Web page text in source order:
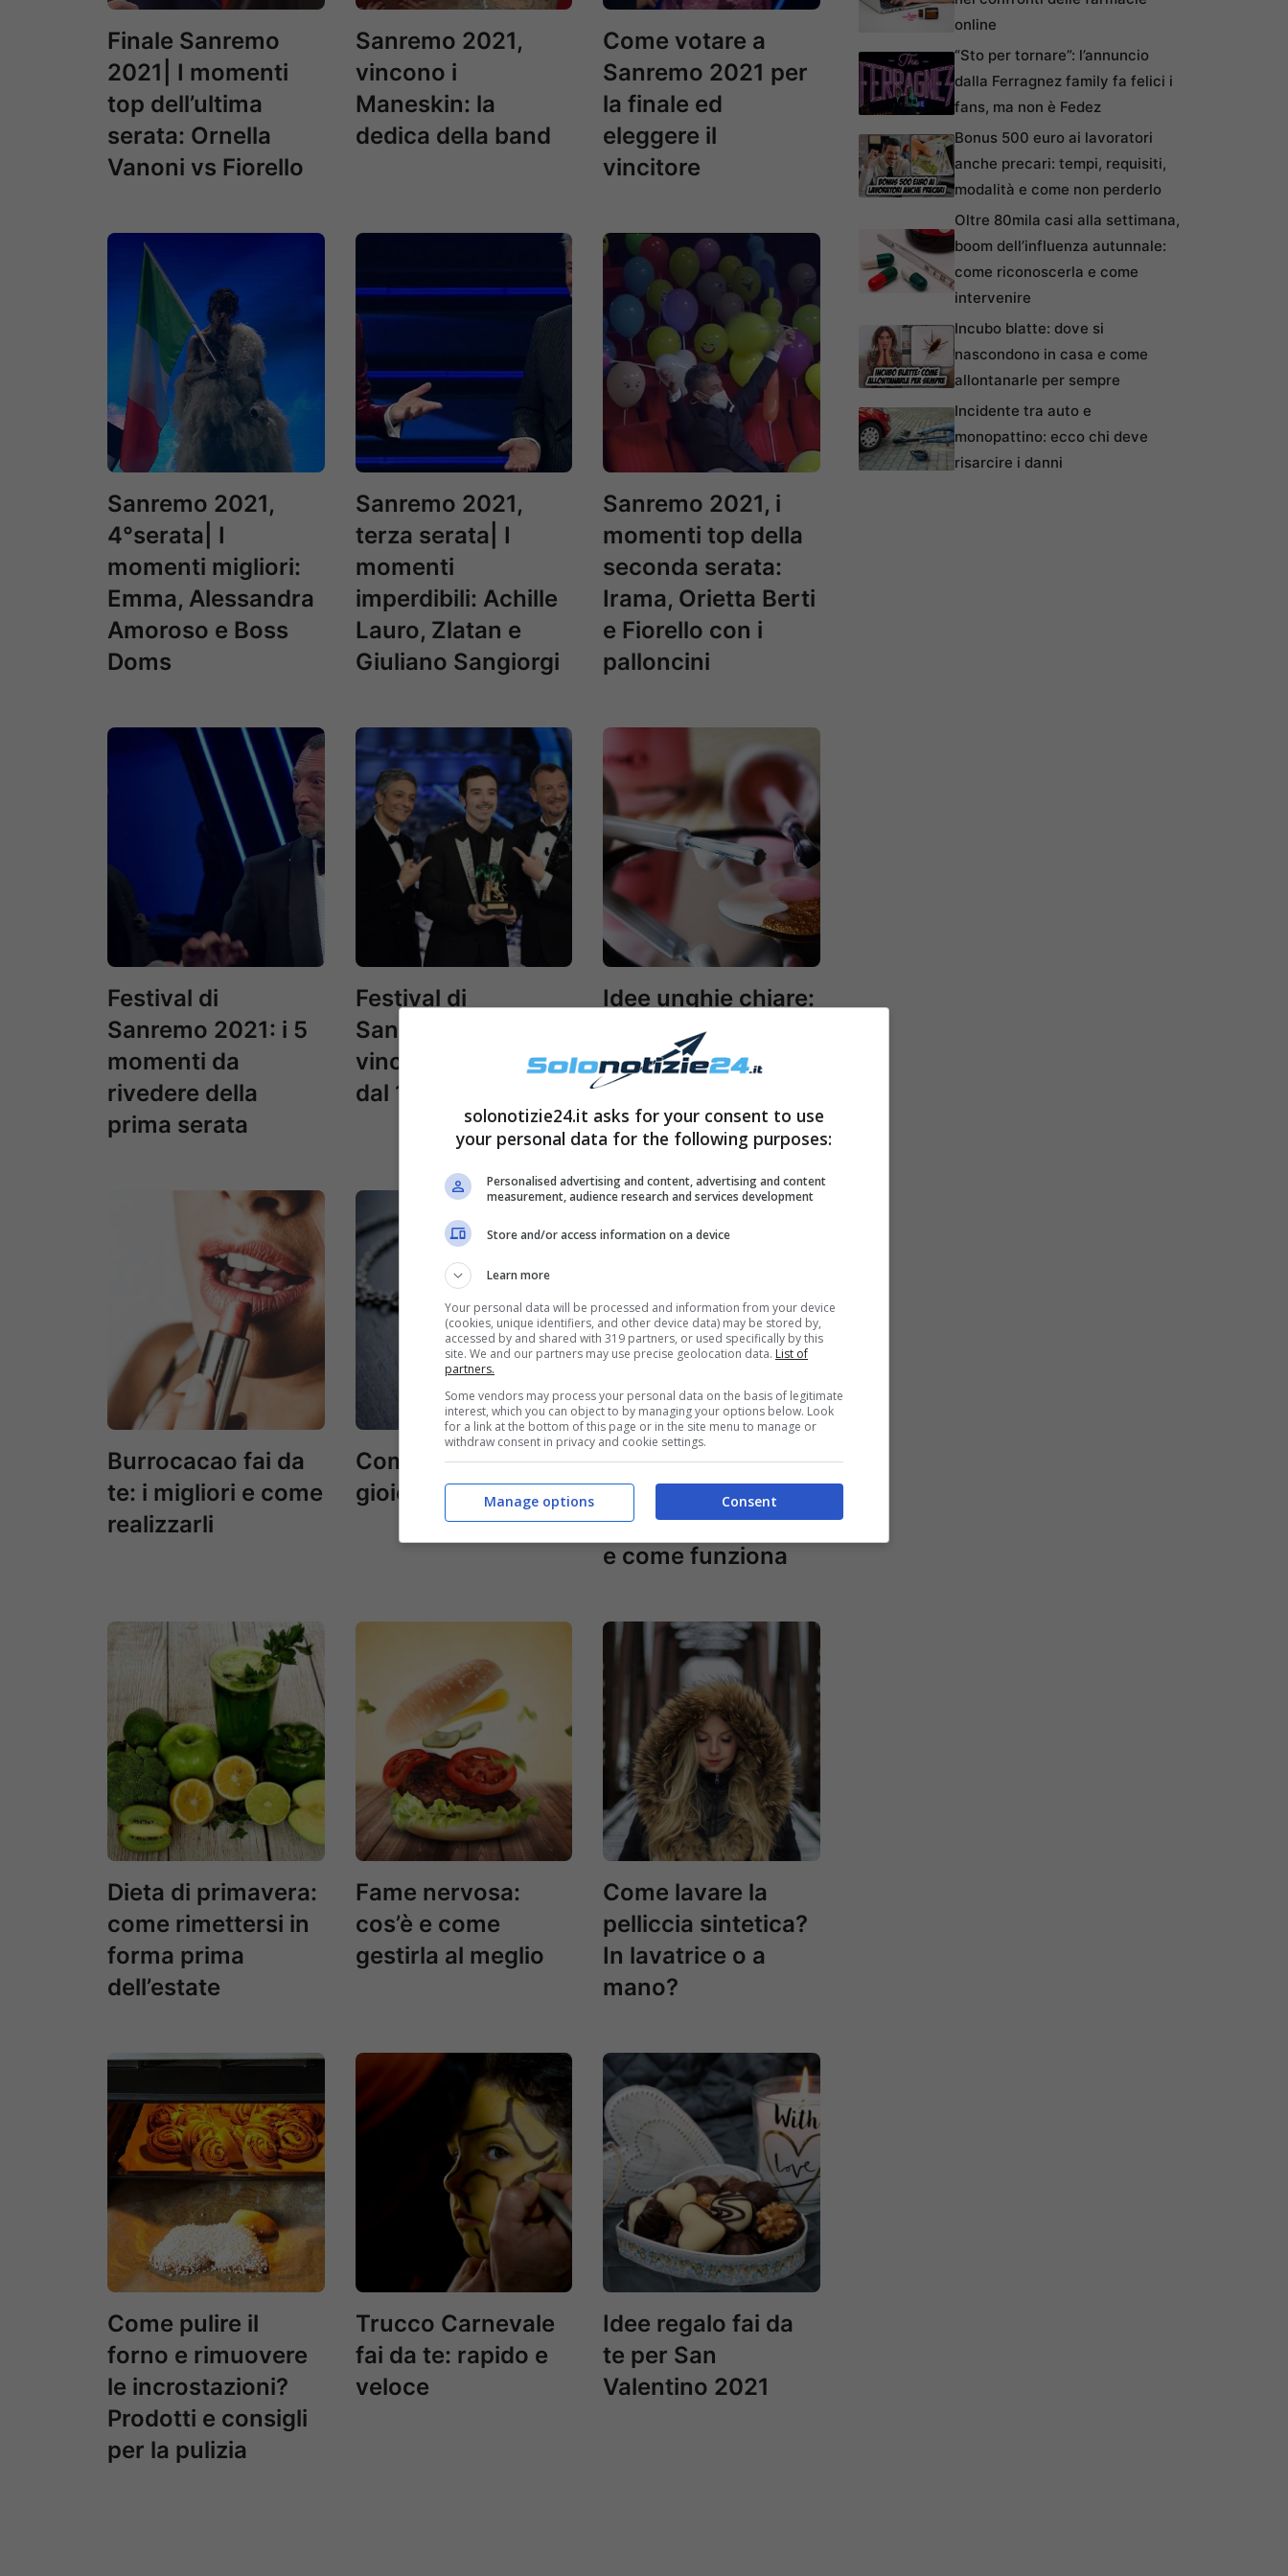
Finale Sanremo
2021| I momenti
top dell’ultima
serata: Ornella
Vanoni vs Fiorello
Sanremo 2021,
vincono i
Maneskin: la
dedica della band
Come votare a
Sanremo 2021 per
la finale ed
eleggere il
vincitore
Sanremo 2021,
4°serata| I
momenti migliori:
Emma, Alessandra
Amoroso e Boss
Doms
Sanremo 2021,
terza serata| I
momenti
imperdibili: Achille
Lauro, Zlatan e
Giuliano Sangiorgi
Sanremo 2021, i
momenti top della
seconda serata:
Irama, Orietta Berti
e Fiorello con i
palloncini
Festival di
Sanremo 2021: i 5
momenti da
rivedere della
prima serata
Festival di
Sanremo: tutti i
vincitori della gara
dal 1951 al 2020
Idee unghie chiare:
il trend per la
manicure di
primavera
Burrocacao fai da
te: i migliori e come
realizzarli
Come pulire i
gioielli in argento?
La dieta di Meghan
Markle si chiama
Flexitariana: cos’è
e come funziona
Dieta di primavera:
come rimettersi in
forma prima
dell’estate
Fame nervosa:
cos’è e come
gestirla al meglio
Come lavare la
pelliccia sintetica?
In lavatrice o a
mano?
Come pulire il
forno e rimuovere
le incrostazioni?
Prodotti e consigli
per la pulizia
Trucco Carnevale
fai da te: rapido e
veloce
Idee regalo fai da
te per San
Valentino 2021
online
“Sto per tornare”: l’annuncio
dalla Ferragnez family fa felici i
fans, ma non è Fedez
Bonus 500 euro ai lavoratori
anche precari: tempi, requisiti,
modalità e come non perderlo
Oltre 80mila casi alla settimana,
boom dell’influenza autunnale:
come riconoscerla e come
intervenire
Incubo blatte: dove si
nascondono in casa e come
allontanarle per sempre
Incidente tra auto e
monopattino: ecco chi deve
risarcire i danni
solonotizie24.it asks for your consent to use
your personal data for the following purposes:
Personalised advertising and content, advertising and content
measurement, audience research and services development
Store and/or access information on a device
Learn more
Your personal data will be processed and information from your device
(cookies, unique identifiers, and other device data) may be stored by,
accessed by and shared with 319 partners, or used specifically by this
site. We and our partners may use precise geolocation data. List of
partners.
Some vendors may process your personal data on the basis of legitimate
interest, which you can object to by managing your options below. Look
for a link at the bottom of this page or in the site menu to manage or
withdraw consent in privacy and cookie settings.
Consent
Manage options